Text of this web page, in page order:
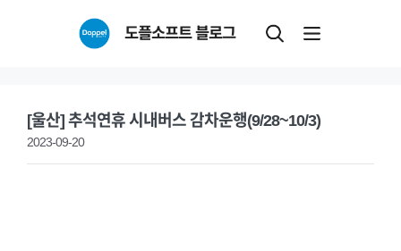
도플소프트 블로그
[울산] 추석연휴 시내버스 감차운행(9/28~10/3)
2023-09-20